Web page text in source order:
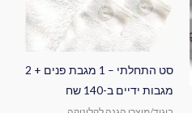
סט התחלתי – 1 מגבת פנים + 2
מגבות ידיים ב-140 שח